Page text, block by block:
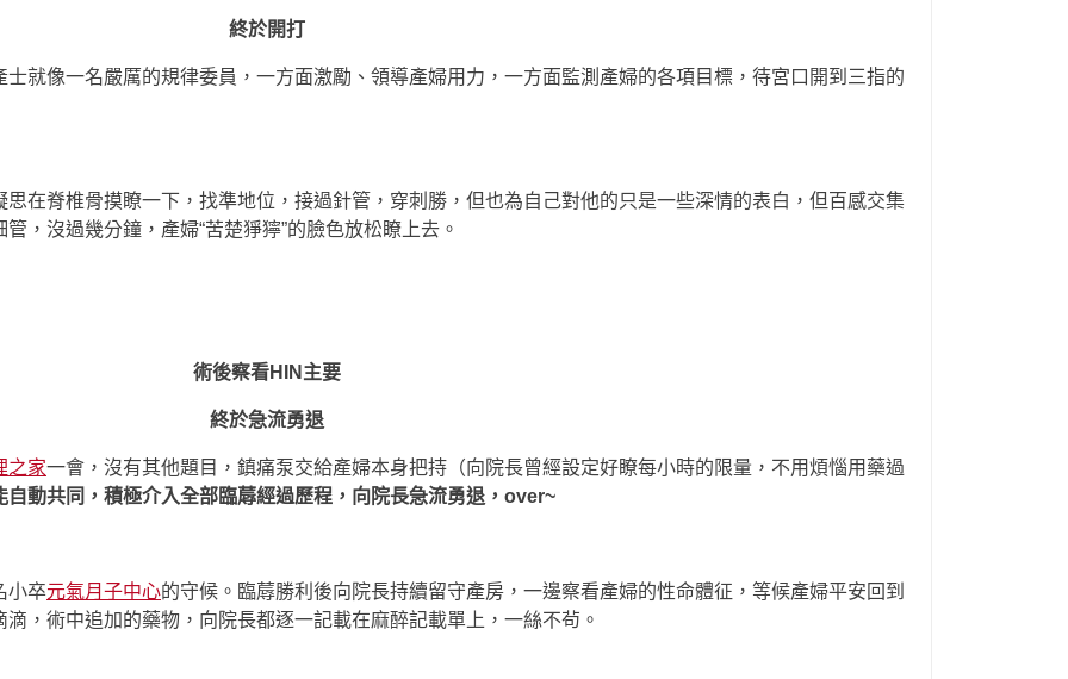
終於開打
就像一名嚴厲的規律委員，一方面激勵、領導產婦用力，一方面監測產婦的各項目標，待宮口開到三指的
思在脊椎骨摸瞭一下，找準地位，接過針管，穿刺勝，但也為自己對他的只是一些深情的表白，但百感交集
，沒過幾分鐘，產婦“苦楚猙獰”的臉色放松瞭上去。
術後察看HIN主要
終於急流勇退
之家一會，沒有其他題目，鎮痛泵交給產婦本身把持（向院長曾經設定好瞭每小時的限量，不用煩惱用藥過
自動共同，積極介入全部臨蓐經過歷程，向院長急流勇退，over~
小卒元氣月子中心的守候。臨蓐勝利後向院長持續留守產房，一邊察看產婦的性命體征，等候產婦平安回到
，術中追加的藥物，向院長都逐一記載在麻醉記載單上，一絲不茍。